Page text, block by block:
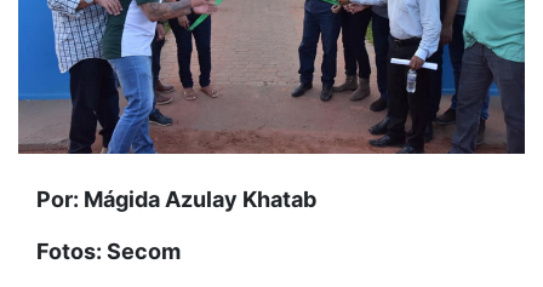
Por: Mágida Azulay Khatab
Fotos: Secom